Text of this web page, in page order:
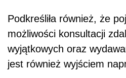
Podkreśliła również, że
możliwości konsultacji
wyjątkowych oraz
jest również wyjściem